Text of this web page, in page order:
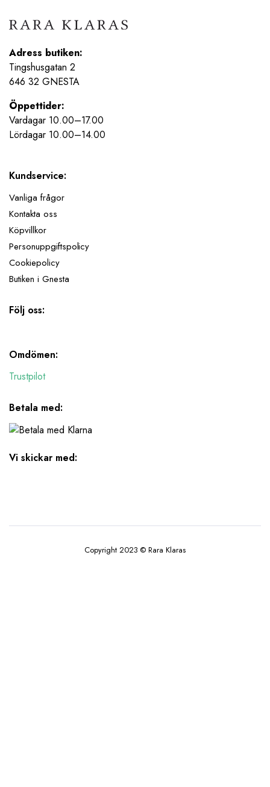
Adress butiken:
Tingshusgatan 2
646 32 GNESTA
Öppettider:
Vardagar 10.00–17.00
Lördagar 10.00–14.00
Kundservice:
Vanliga frågor
Kontakta oss
Köpvillkor
Personuppgiftspolicy
Cookiepolicy
Butiken i Gnesta
Följ oss:
Omdömen:
Trustpilot
Betala med:
Vi skickar med:
Copyright 2023 © Rara Klaras